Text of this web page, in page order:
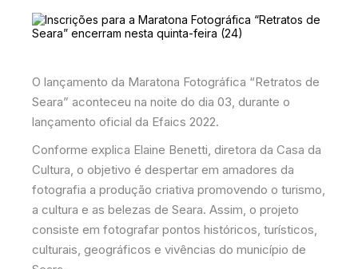
O lançamento da Maratona Fotográfica “Retratos de
Seara” aconteceu na noite do dia 03, durante o
lançamento oficial da Efaics 2022.
Conforme explica Elaine Benetti, diretora da Casa da
Cultura, o objetivo é despertar em amadores da
fotografia a produção criativa promovendo o turismo,
a cultura e as belezas de Seara. Assim, o projeto
consiste em fotografar pontos históricos, turísticos,
culturais, geográficos e vivências do município de